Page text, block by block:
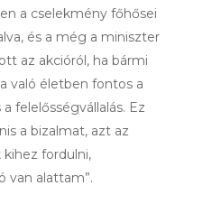
a cselekmény főhősei
és a még a miniszter
az akcióról, ha bármi
való életben fontos a
felelősségvállalás. Ez
a bizalmat, azt az
fordulni,
van alattam”.